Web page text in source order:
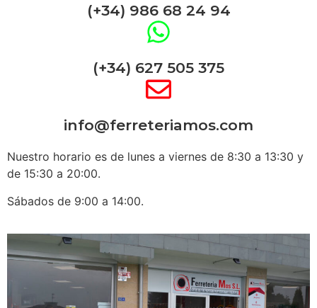
(+34) 986 68 24 94
(+34) 627 505 375
info@ferreteriamos.com
Nuestro horario es de lunes a viernes de 8:30 a 13:30 y
de 15:30 a 20:00.
Sábados de 9:00 a 14:00.